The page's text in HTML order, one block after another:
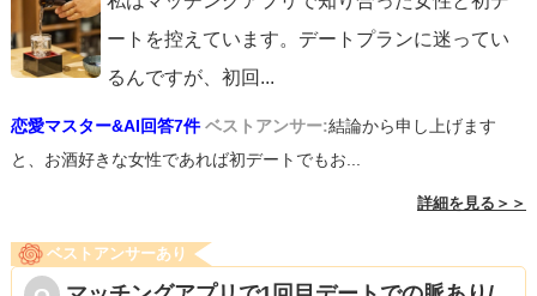
ートを控えています。デートプランに迷ってい
るんですが、初回 ...
恋愛マスター&AI回答7件 ベストアンサー:結論から申し上げます
と、お酒好きな女性であれば初デートでもお...
詳細を見る＞＞
ベストアンサーあり